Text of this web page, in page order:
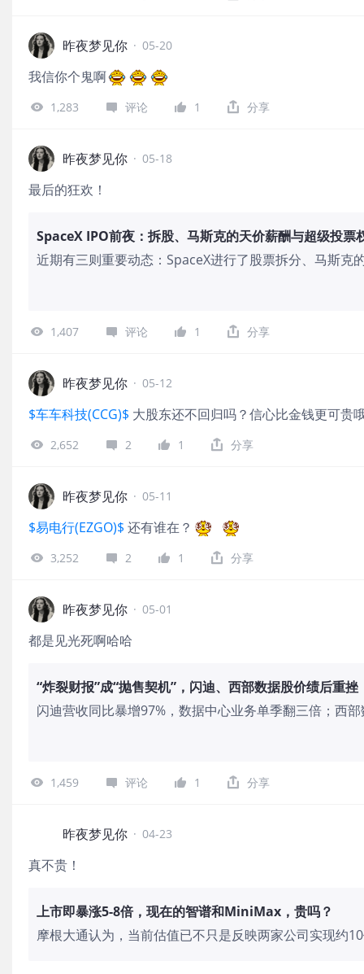
昨夜梦见你 · 05-20
我信你个鬼啊
1,283 评论 1 分享
昨夜梦见你 · 05-18
最后的狂欢！
SpaceX IPO前夜：拆股、马斯克的天价薪酬与超级投票
近期有三则重要动态：SpaceX进行了股票拆分、马斯克
SpaceX的总持股估值达到约3.5万亿美元。马斯克持有
1,407 评论 1 分享
昨夜梦见你 · 05-12
$车车科技(CCG)$ 大股东还不回归吗？信心比金钱更可贵
2,652 2 1 分享
昨夜梦见你 · 05-11
$易电行(EZGO)$ 还有谁在？
3,252 2 1 分享
昨夜梦见你 · 05-01
都是见光死啊哈哈
“炸裂财报”成“抛售契机”，闪迪、西部数据股价绩后重挫
闪迪营收同比暴增97%，数据中心业务单季翻三倍；西
1,459 评论 1 分享
昨夜梦见你 · 04-23
真不贵！
上市即暴涨5-8倍，现在的智谱和MiniMax，贵吗？
摩根大通认为，当前估值已不只是反映两家公司实现约